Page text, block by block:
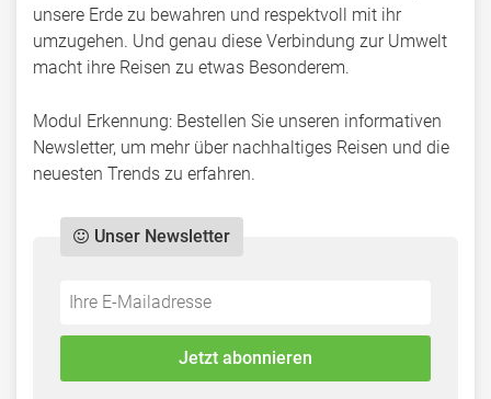
unsere Erde zu bewahren und respektvoll mit ihr
umzugehen. Und genau diese Verbindung zur Umwelt
macht ihre Reisen zu etwas Besonderem.
Modul Erkennung: Bestellen Sie unseren informativen
Newsletter, um mehr über nachhaltiges Reisen und die
neuesten Trends zu erfahren.
Do
fill
Unser Newsletter
*Ihre
Mailadresse:
Jetzt abonnieren